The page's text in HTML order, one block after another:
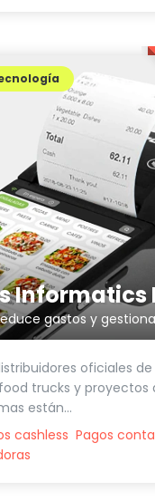
oficiales
trucks y proyectos
están...
cashless Pagos